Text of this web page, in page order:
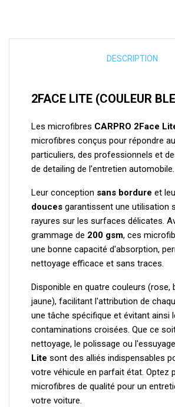
DESCRIPTION
2FACE LITE (COULEUR
Les microfibres CARPRO 2Face
microfibres conçus pour répondre
particuliers, des professionnels et
de detailing de l'entretien automobile.
Leur conception sans bordure et
douces garantissent une utilisation
rayures sur les surfaces délicates.
grammage de 200 gsm, ces
une bonne capacité d'absorption,
nettoyage efficace et sans traces.
Disponible en quatre couleurs (rose,
jaune), facilitant l'attribution de
une tâche spécifique et évitant ainsi
contaminations croisées. Que ce
nettoyage, le polissage ou
Lite sont des alliés indispensables
votre véhicule en parfait état. Optez
microfibres de qualité pour un
votre voiture.